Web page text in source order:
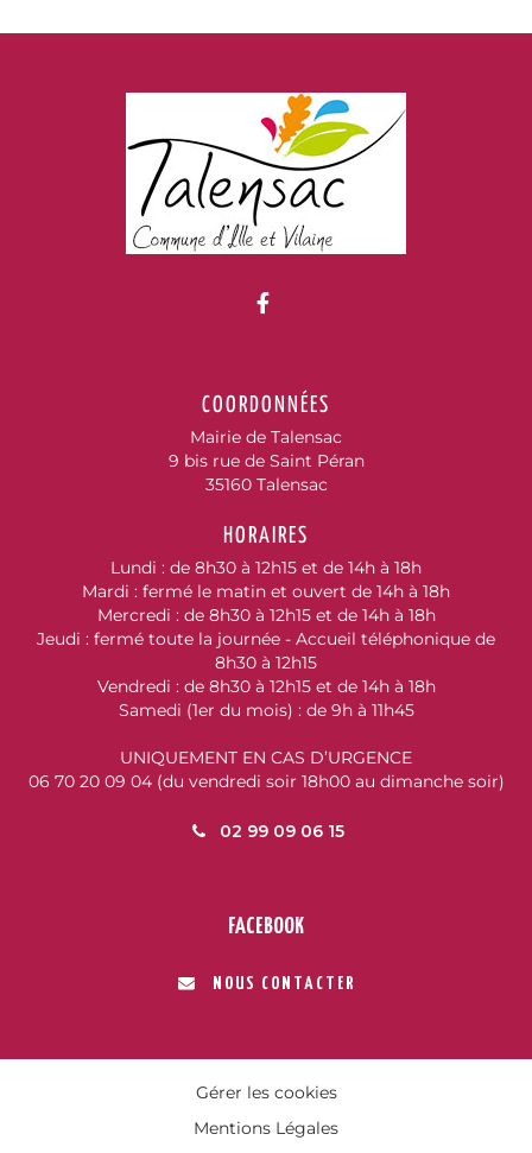
Lien vers le compte
COORDONNÉES
Mairie de Talensac
9 bis rue de Saint Péran
35160 Talensac
HORAIRES
Lundi : de 8h30 à 12h15 et de 14h à 18h
Mardi : fermé le matin et ouvert de 14h à 18h
Mercredi : de 8h30 à 12h15 et de 14h à 18h
Jeudi : fermé toute la journée - Accueil téléphonique de
8h30 à 12h15
Vendredi : de 8h30 à 12h15 et de 14h à 18h
Samedi (1er du mois) : de 9h à 11h45
UNIQUEMENT EN CAS D’URGENCE
06 70 20 09 04 (du vendredi soir 18h00 au dimanche soir)
02 99 09 06 15
FACEBOOK
NOUS CONTACTER
Gérer les cookies
Mentions Légales